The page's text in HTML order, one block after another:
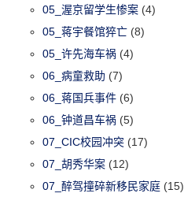
05_渥京留学生惨案 (4)
05_蒋宇餐馆猝亡 (8)
05_许先海车祸 (4)
06_病童救助 (7)
06_蒋国兵事件 (6)
06_钟道昌车祸 (5)
07_CIC校园冲突 (17)
07_胡秀华案 (12)
07_醉驾撞碎新移民家庭 (15)